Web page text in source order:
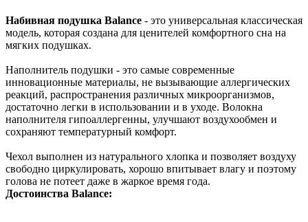
Набивная подушка Balance - это универсальная классическая
модель, которая создана для ценителей комфортного сна на
мягких подушках.
Наполнитель подушки - это самые современные
инновационные материалы, не вызывающие аллергических
реакций, распространения различных микроорганизмов,
достаточно легки в использовании и в уходе. Волокна
наполнителя гипоаллергенны, улучшают воздухообмен и
сохраняют температурный комфорт.
Чехол выполнен из натурального хлопка и позволяет воздуху
свободно циркулировать, хорошо впитывает влагу и поэтому
голова не потеет даже в жаркое время года.
Достоинства Balance: